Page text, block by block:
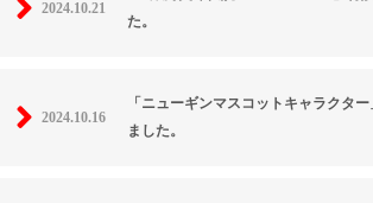
2024.10.21
た。
2024.10.16
「ニューギンマスコットキャラクタ
ました。